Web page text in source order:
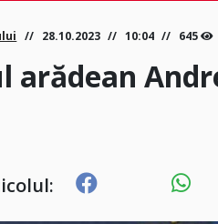
28.10.2023 10:04 645
arădean